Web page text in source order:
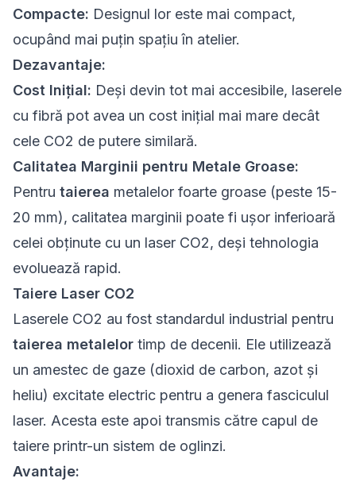
Compacte: Designul lor este mai compact,
ocupând mai puțin spațiu în atelier.
Dezavantaje:
Cost Inițial: Deși devin tot mai accesibile, laserele
cu fibră pot avea un cost inițial mai mare decât
cele CO2 de putere similară.
Calitatea Marginii pentru Metale Groase:
Pentru taierea metalelor foarte groase (peste 15-
20 mm), calitatea marginii poate fi ușor inferioară
celei obținute cu un laser CO2, deși tehnologia
evoluează rapid.
Taiere Laser CO2
Laserele CO2 au fost standardul industrial pentru
taierea metalelor timp de decenii. Ele utilizează
un amestec de gaze (dioxid de carbon, azot și
heliu) excitate electric pentru a genera fasciculul
laser. Acesta este apoi transmis către capul de
taiere printr-un sistem de oglinzi.
Avantaje: